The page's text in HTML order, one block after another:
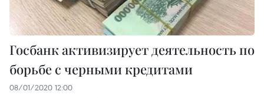
Госбанк активизирует деятельность по
борьбе с черными кредитами
08/01/2020 12:00